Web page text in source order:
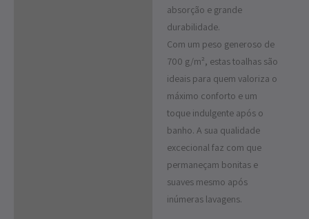
absorção e grande
durabilidade.
Com um peso generoso de
700 g/m², estas toalhas são
ideais para quem valoriza o
máximo conforto e um
toque indulgente após o
banho. A sua qualidade
excecional faz com que
permaneçam bonitas e
suaves mesmo após
inúmeras lavagens.